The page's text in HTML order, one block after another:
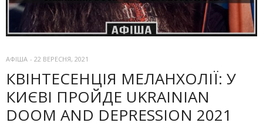
АФІША - 22 ВЕРЕСНЯ, 2021
КВІНТЕСЕНЦІЯ МЕЛАНХОЛІЇ: У
КИЄВІ ПРОЙДЕ UKRAINIAN
DOOM AND DEPRESSION 2021